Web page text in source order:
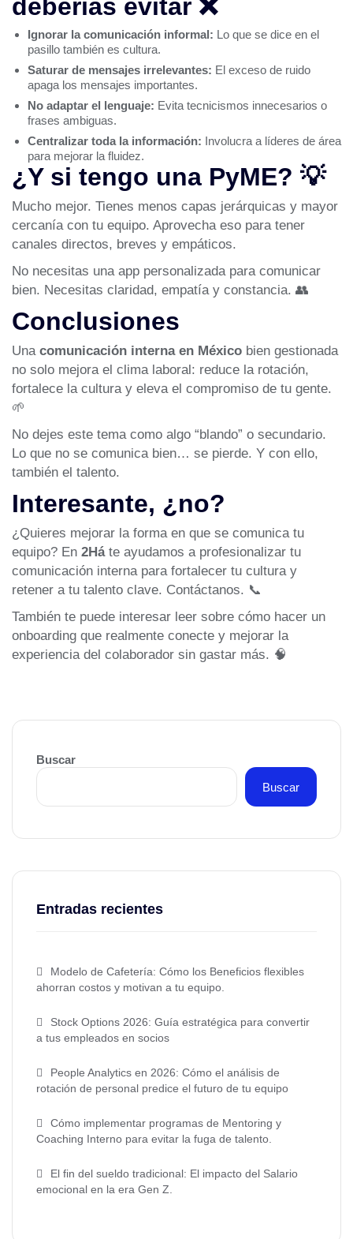
deberías evitar ❌
Ignorar la comunicación informal: Lo que se dice en el
pasillo también es cultura.
Saturar de mensajes irrelevantes: El exceso de ruido
apaga los mensajes importantes.
No adaptar el lenguaje: Evita tecnicismos innecesarios o
frases ambiguas.
Centralizar toda la información: Involucra a líderes de área
para mejorar la fluidez.
¿Y si tengo una PyME? 💡
Mucho mejor. Tienes menos capas jerárquicas y mayor
cercanía con tu equipo. Aprovecha eso para tener
canales directos, breves y empáticos.
No necesitas una app personalizada para comunicar
bien. Necesitas claridad, empatía y constancia. 👥
Conclusiones
Una comunicación interna en México bien gestionada
no solo mejora el clima laboral: reduce la rotación,
fortalece la cultura y eleva el compromiso de tu gente.
🌱
No dejes este tema como algo “blando” o secundario.
Lo que no se comunica bien… se pierde. Y con ello,
también el talento.
Interesante, ¿no?
¿Quieres mejorar la forma en que se comunica tu
equipo? En 2Háte ayudamos a profesionalizar tu
comunicación interna para fortalecer tu cultura y
retener a tu talento clave. Contáctanos. 📞
También te puede interesar leer sobre cómo hacer un
onboarding que realmente conecte y mejorar la
experiencia del colaborador sin gastar más. 🧠
Buscar
Buscar
Entradas recientes
Modelo de Cafetería: Cómo los Beneficios flexibles
ahorran costos y motivan a tu equipo.
Stock Options 2026: Guía estratégica para convertir
a tus empleados en socios
People Analytics en 2026: Cómo el análisis de
rotación de personal predice el futuro de tu equipo
Cómo implementar programas de Mentoring y
Coaching Interno para evitar la fuga de talento.
El fin del sueldo tradicional: El impacto del Salario
emocional en la era Gen Z.